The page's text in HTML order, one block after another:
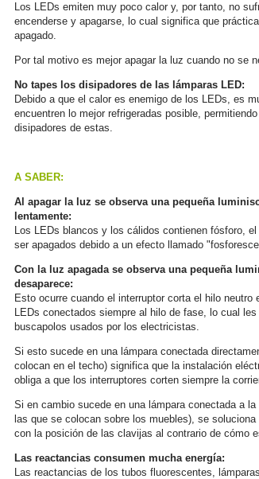
Los LEDs emiten muy poco calor y, por tanto, no
encenderse y apagarse, lo cual significa que
apagado.
Por tal motivo es mejor apagar la luz cuando no se
No tapes los disipadores de las lámparas LED:
Debido a que el calor es enemigo de los LEDs, es
encuentren lo mejor refrigeradas posible,
disipadores de estas.
A SABER:
Al apagar la luz se observa una pequeña
lentamente:
Los LEDs blancos y los cálidos contienen fósforo,
ser apagados debido a un efecto llamado
Con la luz apagada se observa una pequeña
desaparece:
Esto ocurre cuando el interruptor corta el hilo
LEDs conectados siempre al hilo de fase, lo cual
buscapolos usados por los electricistas.
Si esto sucede en una lámpara conectada
colocan en el techo) significa que la instalación
obliga a que los interruptores corten siempre la
Si en cambio sucede en una lámpara conectada a
las que se colocan sobre los muebles), se
con la posición de las clavijas al contrario de cómo
Las reactancias consumen mucha energía:
Las reactancias de los tubos fluorescentes,